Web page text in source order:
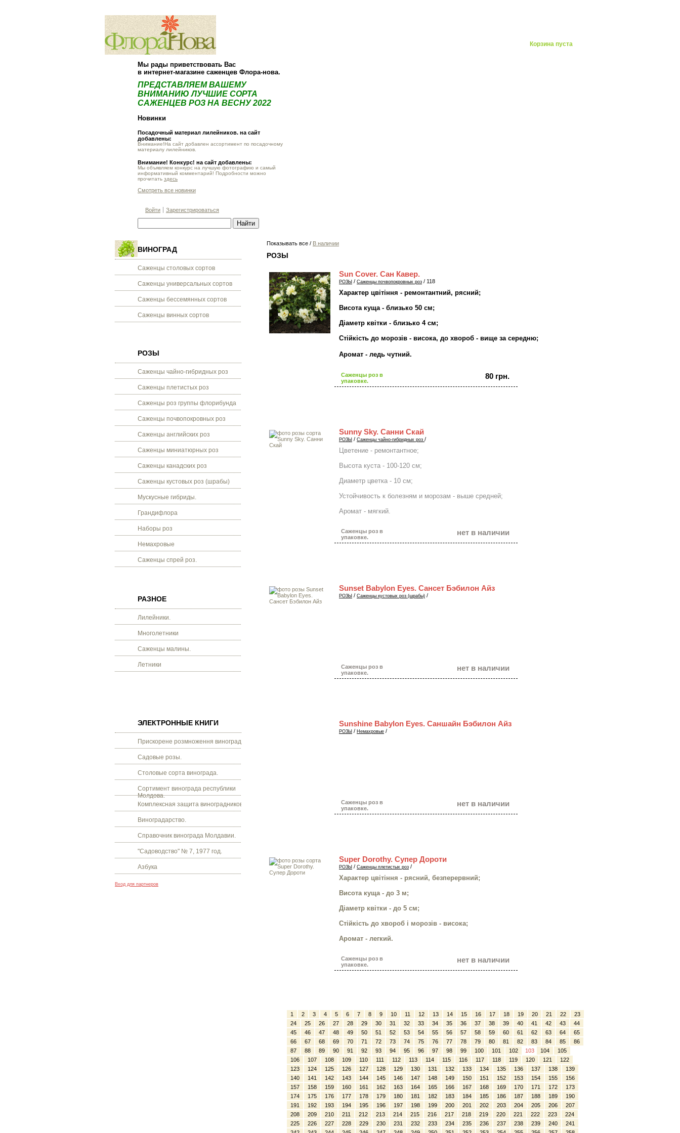
Корзина пуста
Мы рады приветствовать Вас
в интернет-магазине саженцев Флора-нова.
ПРЕДСТАВЛЯЕМ ВАШЕМУ
ВНИМАНИЮ ЛУЧШИЕ СОРТА
САЖЕНЦЕВ РОЗ НА ВЕСНУ 2022
Новинки
Посадочный материал лилейников. на сайт
добавлены:
Внимание!На сайт добавлен ассортимент по посадочному
материалу лилейников.
Внимание! Конкурс! на сайт добавлены:
Мы объявляем конкурс на лучшую фотографию и самый
информативный комментарий! Подробности можно
прочитать здесь
Смотреть все новинки
Войти Зарегистрироваться
ВИНОГРАД
Саженцы столовых сортов
Саженцы универсальных сортов
Саженцы бессемянных сортов
Саженцы винных сортов
РОЗЫ
Саженцы чайно-гибридных роз
Саженцы плетистых роз
Саженцы роз группы флорибунда
Саженцы почвопокровных роз
Саженцы английских роз
Саженцы миниатюрных роз
Саженцы канадских роз
Саженцы кустовых роз (шрабы)
Мускусные гибриды.
Грандифлора
Наборы роз
Немахровые
Саженцы спрей роз.
РАЗНОЕ
Лилейники.
Многолетники
Саженцы малины.
Летники
ЭЛЕКТРОННЫЕ КНИГИ
Прискорене розмноження винограду.
Садовые розы.
Столовые сорта винограда.
Сортимент винограда республики
Молдова.
Комплексная защита виноградников.
Виноградарство.
Справочник винограда Молдавии.
"Садоводство" № 7, 1977 год.
Азбука
Вход для партнеров
Показывать все / В наличии
РОЗЫ
Sun Cover. Сан Кавер.
РОЗЫ / Саженцы почвопокровных роз / 118
Характер цвітіння - ремонтантний, рясний;
Висота куща - близько 50 см;
Діаметр квітки - близько 4 см;
Стійкість до морозів - висока, до хвороб - вище за середню;
Аромат - ледь чутний.
Саженцы роз в
упаковке.
80 грн.
Sunny Sky. Санни Скай
РОЗЫ / Саженцы чайно-гибридных роз /
Цветение - ремонтантное;
Высота куста - 100-120 см;
Диаметр цветка - 10 см;
Устойчивость к болезням и морозам - выше средней;
Аромат - мягкий.
Саженцы роз в
упаковке.
нет в наличии
Sunset Babylon Eyes. Сансет Бэбилон Айз
РОЗЫ / Саженцы кустовых роз (шрабы) /
Саженцы роз в
упаковке.
нет в наличии
Sunshine Babylon Eyes. Саншайн Бэбилон Айз
РОЗЫ / Немахровые /
Саженцы роз в
упаковке.
нет в наличии
Super Dorothy. Супер Дороти
РОЗЫ / Саженцы плетистых роз /
Характер цвітіння - рясний, безперервний;
Висота куща - до 3 м;
Діаметр квітки - до 5 см;
Стійкість до хвороб і морозів - висока;
Аромат - легкий.
Саженцы роз в
упаковке.
нет в наличии
1 2 3 4 5 6 7 8 9 10 11 12 13 14 15 16 17 18 19 20 21 22
23
24
25 26 27 28 29 30 31 32 33 34 35 36 37 38 39 40 41 42 43
44
45
46 47 48 49 50 51 52 53 54 55 56 57 58 59 60 61 62 63 64
65
66
67 68 69 70 71 72 73 74 75 76 77 78 79 80 81 82 83 84 85
86
87
88 89 90 91 92 93 94 95 96 97 98 99 100 101 102 103 104
105
106
107 108 109 110 111 112 113 114 115 116 117 118 119 120 121
122
123
124 125 126 127 128 129 130 131 132 133 134 135 136 137 138
139
140
141 142 143 144 145 146 147 148 149 150 151 152 153 154 155
156
157
158 159 160 161 162 163 164 165 166 167 168 169 170 171 172
173
174
175 176 177 178 179 180 181 182 183 184 185 186 187 188 189
190
191
192 193 194 195 196 197 198 199 200 201 202 203 204 205 206
207
208
209 210 211 212 213 214 215 216 217 218 219 220 221 222 223
224
225
226 227 228 229 230 231 232 233 234 235 236 237 238 239 240
241